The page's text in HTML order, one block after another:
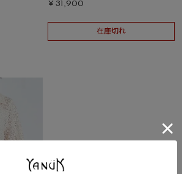
¥ 31,900
在庫切れ